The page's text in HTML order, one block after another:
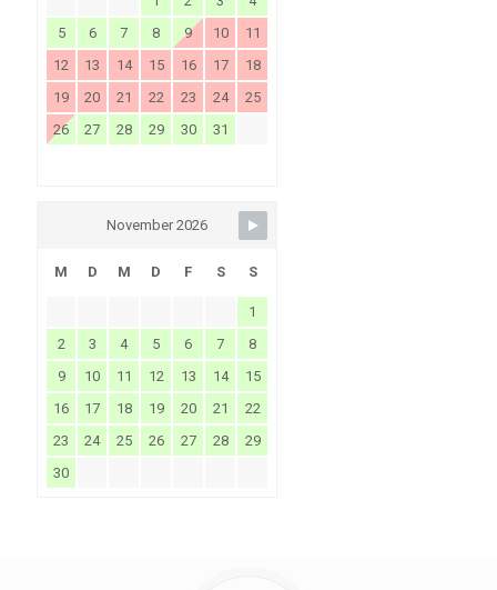
5
6 7 8 9 10
11
12
13 14 15 16 17
18
19
20 21 22 23 24
25
26
27 28 29 30 31
November 2026
M D M D F S S
1
2
3 4 5 6 7
8
9
10 11 12 13 14
15
16
17 18 19 20 21
22
23
24 25 26 27 28
29
30